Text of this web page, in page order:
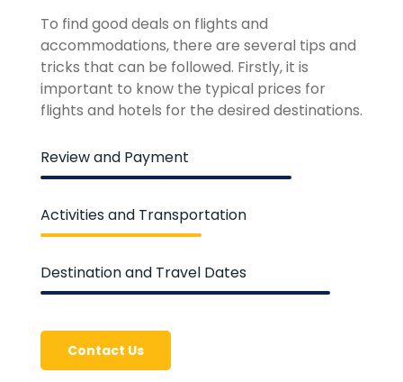
To find good deals on flights and
accommodations, there are several tips and
tricks that can be followed. Firstly, it is
important to know the typical prices for
flights and hotels for the desired destinations.
Review and Payment
Activities and Transportation
Destination and Travel Dates
Contact Us